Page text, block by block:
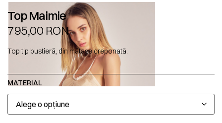
Top Maimie
795,00 RON
Top tip bustieră, din mătase creponată.
MATERIAL